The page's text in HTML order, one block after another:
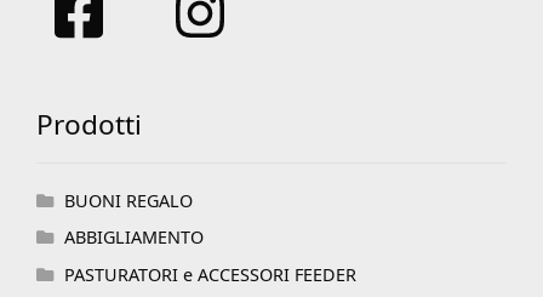
Prodotti
BUONI REGALO
ABBIGLIAMENTO
PASTURATORI e ACCESSORI FEEDER